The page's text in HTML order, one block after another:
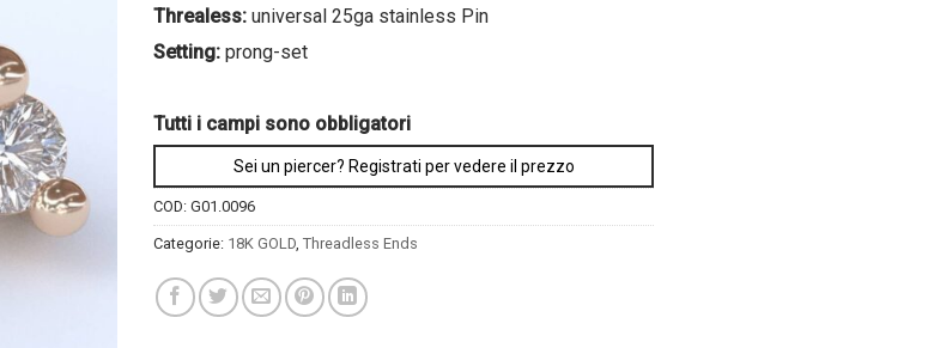
Threaless: universal 25ga stainless Pin
Setting: prong-set
Tutti i campi sono obbligatori
Sei un piercer? Registrati per vedere il prezzo
COD: G01.0096
Categorie: 18K GOLD, Threadless Ends